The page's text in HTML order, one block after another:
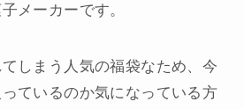
メーカーです。
しまう人気の福袋なため、今
ているのか気になっている方